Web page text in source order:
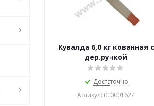
Кувалда 6,0 кг кованная с
дер.ручкой
Достаточно
Артикул: 000001627